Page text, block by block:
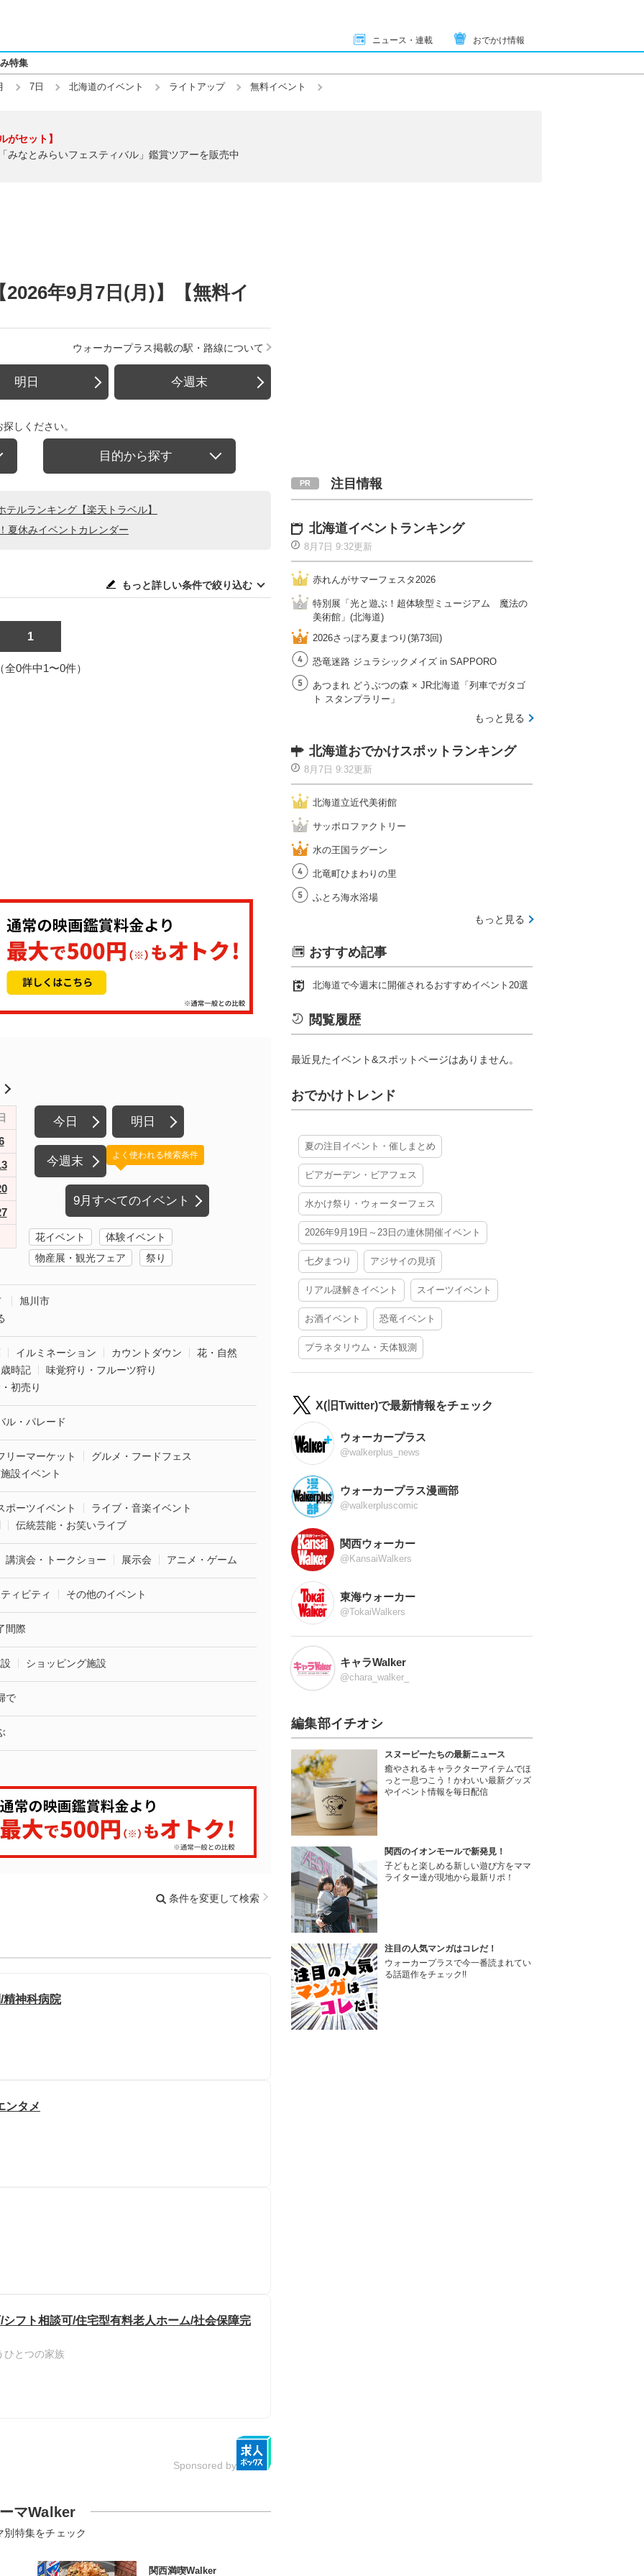
ニュース・連載 おでかけ情報
特集
7日 北海道のイベント ライトアップ 無料イベント
がセット】
みなとみらいフェスティバル」鑑賞ツアーを販売中
年9月7日(月)】【無料イ
ウォーカープラス掲載の駅・路線について
明日 今週末
しください。
目的から探す
ルランキング【楽天トラベル】
夏休みイベントカレンダー
もっと詳しい条件で絞り込む
1
全0件中1〜0件）
今日 明日
今週末
9月すべてのイベント
よく使われる検索条件
花イベント
体験イベント
物産展・観光フェア
祭り
旭川市
イルミネーション カウントダウン
花・自然
時記
味覚狩り・フルーツ狩り
初売り
ル・パレード
リーマーケット
グルメ・フードフェス
設イベント
ポーツイベント
ライブ・音楽イベント
伝統芸能・お笑いライブ
講演会・トークショー 展示会 アニメ・ゲーム
ィビティ その他のイベント
間際
ショッピング施設
で
条件を変更して検索
精神科病院
ンタメ
フト相談可/住宅型有料老人ホーム/社会保障完
ひとつの家族
Sponsored by
マWalker
別特集をチェック
関西満喫Walker
注目情報
北海道イベントランキング
8月7日 9:32更新
赤れんがサマーフェスタ2026
特別展「光と遊ぶ！超体験型ミュージアム 魔法の
美術館」(北海道)
2026さっぽろ夏まつり(第73回)
恐竜迷路 ジュラシックメイズ in SAPPORO
あつまれ どうぶつの森 × JR北海道「列車でガタゴ
ト スタンプラリー」
もっと見る
北海道おでかけスポットランキング
8月7日 9:32更新
北海道立近代美術館
サッポロファクトリー
水の王国ラグーン
北竜町ひまわりの里
ふとろ海水浴場
もっと見る
おすすめ記事
北海道で今週末に開催されるおすすめイベント20選
閲覧履歴
最近見たイベント&スポットページはありません。
おでかけトレンド
夏の注目イベント・催しまとめ
ビアガーデン・ビアフェス
水かけ祭り・ウォーターフェス
2026年9月19日～23日の連休開催イベント
七夕まつり アジサイの見頃
リアル謎解きイベント スイーツイベント
お酒イベント 恐竜イベント
プラネタリウム・天体観測
X(旧Twitter)で最新情報をチェック
ウォーカープラス
@walkerplus_news
ウォーカープラス漫画部
@walkerpluscomic
関西ウォーカー
@KansaiWalkers
東海ウォーカー
@TokaiWalkers
キャラWalker
@chara_walker_
編集部イチオシ
スヌーピーたちの最新ニュース
癒やされるキャラクターアイテムでほ
っと一息つこう！かわいい最新グッズ
やイベント情報を毎日配信
関西のイオンモールで新発見！
子どもと楽しめる新しい遊び方をママ
ライター達が現地から最新リポ！
注目の人気マンガはコレだ！
ウォーカープラスで今一番読まれてい
る話題作をチェック!!